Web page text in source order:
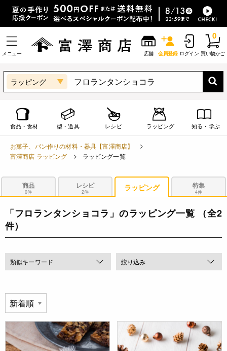
メニュー 店舗 会員登録 ログイン 買い物かご
0
ラッピング
食品・食材 型・道具 レシピ ラッピング 知る・学ぶ
お菓子、パン作りの材料・器具【富澤商店】
富澤商店 ラッピング
ラッピング一覧
商品
0件
レシピ
2件 ラッピング 特集
4件
「フロランタンショコラ」のラッピング一覧
（全2
件）
類似キーワード 絞り込み